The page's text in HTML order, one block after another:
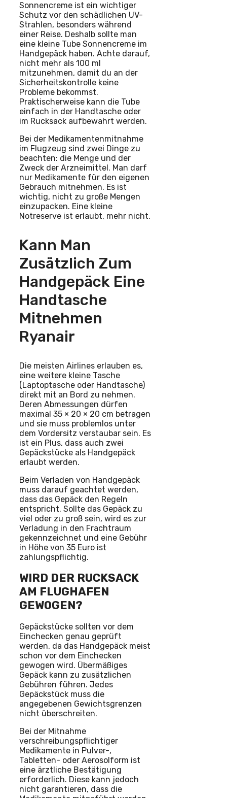
Sonnencreme ist ein wichtiger
Schutz vor den schädlichen UV-
Strahlen, besonders während
einer Reise. Deshalb sollte man
eine kleine Tube Sonnencreme im
Handgepäck haben. Achte darauf,
nicht mehr als 100 ml
mitzunehmen, damit du an der
Sicherheitskontrolle keine
Probleme bekommst.
Praktischerweise kann die Tube
einfach in der Handtasche oder
im Rucksack aufbewahrt werden.
Bei der Medikamentenmitnahme
im Flugzeug sind zwei Dinge zu
beachten: die Menge und der
Zweck der Arzneimittel. Man darf
nur Medikamente für den eigenen
Gebrauch mitnehmen. Es ist
wichtig, nicht zu große Mengen
einzupacken. Eine kleine
Notreserve ist erlaubt, mehr nicht.
Kann Man
Zusätzlich Zum
Handgepäck Eine
Handtasche
Mitnehmen
Ryanair
Die meisten Airlines erlauben es,
eine weitere kleine Tasche
(Laptoptasche oder Handtasche)
direkt mit an Bord zu nehmen.
Deren Abmessungen dürfen
maximal 35 × 20 × 20 cm betragen
und sie muss problemlos unter
dem Vordersitz verstaubar sein. Es
ist ein Plus, dass auch zwei
Gepäckstücke als Handgepäck
erlaubt werden.
Beim Verladen von Handgepäck
muss darauf geachtet werden,
dass das Gepäck den Regeln
entspricht. Sollte das Gepäck zu
viel oder zu groß sein, wird es zur
Verladung in den Frachtraum
gekennzeichnet und eine Gebühr
in Höhe von 35 Euro ist
zahlungspflichtig.
WIRD DER RUCKSACK
AM FLUGHAFEN
GEWOGEN?
Gepäckstücke sollten vor dem
Einchecken genau geprüft
werden, da das Handgepäck meist
schon vor dem Einchecken
gewogen wird. Übermäßiges
Gepäck kann zu zusätzlichen
Gebühren führen. Jedes
Gepäckstück muss die
angegebenen Gewichtsgrenzen
nicht überschreiten.
Bei der Mitnahme
verschreibungspflichtiger
Medikamente in Pulver-,
Tabletten- oder Aerosolform ist
eine ärztliche Bestätigung
erforderlich. Diese kann jedoch
nicht garantieren, dass die